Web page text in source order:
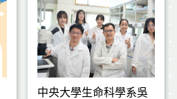
中央大學生命科學系吳